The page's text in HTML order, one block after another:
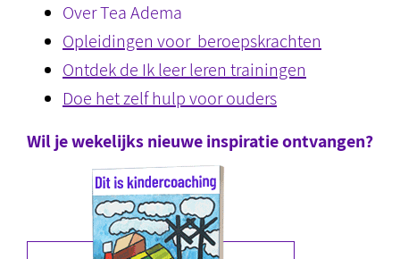
Over Tea Adema
Opleidingen voor beroepskrachten
Ontdek de Ik leer leren trainingen
Doe het zelf hulp voor ouders
Wil je wekelijks nieuwe inspiratie ontvangen?